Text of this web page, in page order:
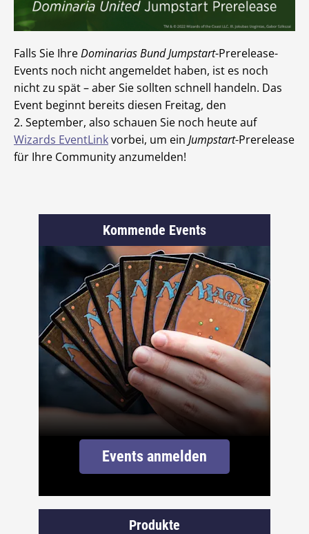
Falls Sie IhreDominarias BundJumpstart-Prerelease-
Events noch nicht angemeldet haben, ist es noch
nicht zu spät – aber Sie sollten schnell handeln. Das
Event beginnt bereits diesen Freitag, den
2. September, also schauen Sie noch heute auf
Wizards EventLinkvorbei, um ein Jumpstart-Prerelease
für Ihre Community anzumelden!
Kommende Events
Events anmelden
Produkte